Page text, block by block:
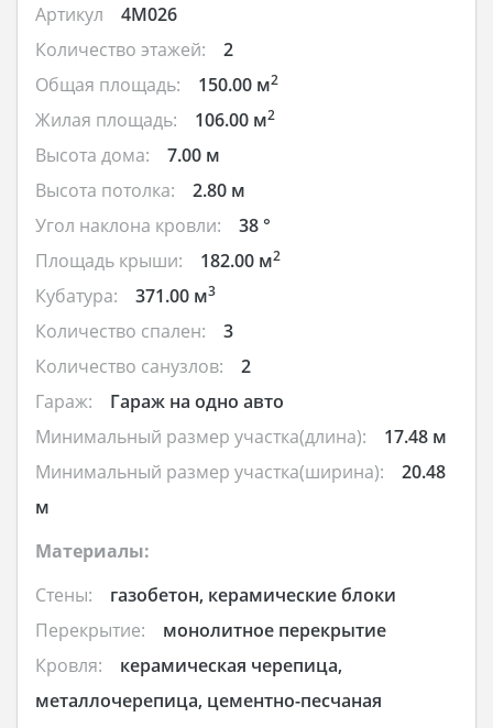
Артикул
4M026
Количество этажей:
2
Общая площадь:
150.00 м2
Жилая площадь: 106.00 м2
Высота дома:
7.00 м
Высота потолка:
2.80 м
Угол наклона кровли:
38 °
Площадь крыши:
182.00 м2
Кубатура: 371.00 м3
Количество спален:
3
Количество санузлов:
2
Гараж:
Гараж на одно авто
Минимальный размер участка(длина):
17.48 м
Минимальный размер участка(ширина):
20.48
м
Материалы:
Стены:
газобетон, керамические блоки
Перекрытие:
монолитное перекрытие
Кровля:
керамическая черепица,
металлочерепица, цементно-песчаная